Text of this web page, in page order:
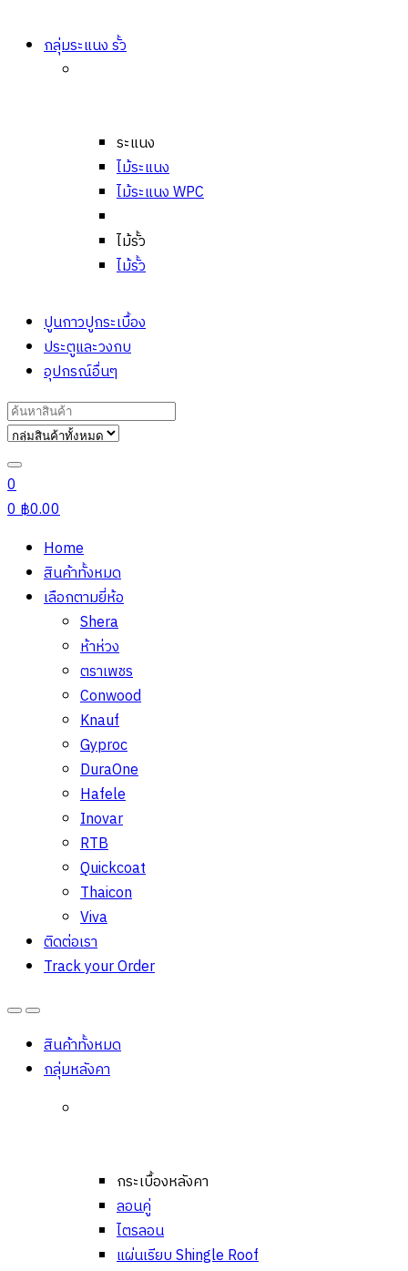
กลุ่มระแนง รั้ว
ระแนง
ไม้ระแนง
ไม้ระแนง WPC
ไม้รั้ว
ไม้รั้ว
ปูนกาวปูกระเบื้อง
ประตูและวงกบ
อุปกรณ์อื่นๆ
Search
for:
0
0฿0.00
Home
สินค้าทั้งหมด
เลือกตามยี่ห้อ
Shera
ห้าห่วง
ตราเพชร
Conwood
Knauf
Gyproc
DuraOne
Hafele
Inovar
RTB
Quickcoat
Thaicon
Viva
ติดต่อเรา
Track your Order
OpenClose
สินค้าทั้งหมด
กลุ่มหลังคา
กระเบื้องหลังคา
ลอนคู่
ไตรลอน
แผ่นเรียบ Shingle Roof